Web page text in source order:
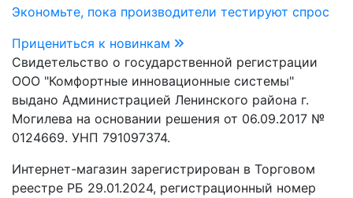
Экономьте, пока производители тестируют спрос
Прицениться к новинкам
Свидетельство о государственной регистрации
ООО "Комфортные инновационные системы"
выдано Администрацией Ленинского района г.
Могилева на основании решения от 06.09.2017 №
0124669. УНП 791097374.
Интернет-магазин зарегистрирован в Торговом
реестре РБ 29.01.2024, регистрационный номер